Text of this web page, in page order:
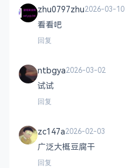
zhu0797zhu2026-03-10
看看吧
回复
ntbgya2026-03-02
试试
回复
zc147a2026-02-03
广泛大概豆腐干
回复